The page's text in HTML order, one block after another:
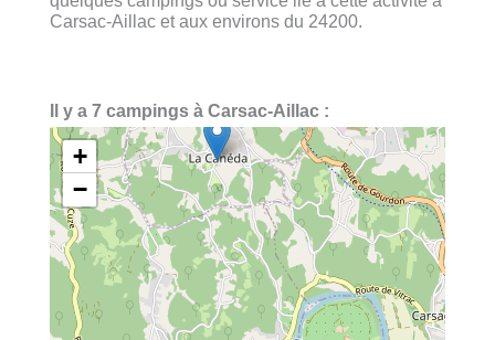
Carsac-Aillac et aux environs du 24200.
Il y a 7 campings à Carsac-Aillac :
+
−